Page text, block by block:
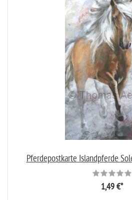
Pferdepostkarte Islandpferde
1,49 €*